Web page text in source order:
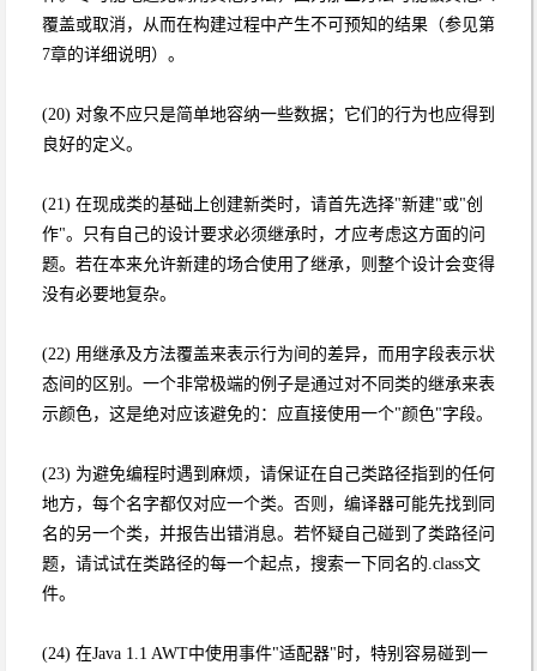
覆盖或取消，从而在构建过程中产生不可预知的结果（参见第
7章的详细说明）。
(20) 对象不应只是简单地容纳一些数据；它们的行为也应得到
良好的定义。
(21) 在现成类的基础上创建新类时，请首先选择"新建"或"创
作"。只有自己的设计要求必须继承时，才应考虑这方面的问
题。若在本来允许新建的场合使用了继承，则整个设计会变得
没有必要地复杂。
(22) 用继承及方法覆盖来表示行为间的差异，而用字段表示状
态间的区别。一个非常极端的例子是通过对不同类的继承来表
示颜色，这是绝对应该避免的：应直接使用一个"颜色"字段。
(23) 为避免编程时遇到麻烦，请保证在自己类路径指到的任何
地方，每个名字都仅对应一个类。否则，编译器可能先找到同
名的另一个类，并报告出错消息。若怀疑自己碰到了类路径问
题，请试试在类路径的每一个起点，搜索一下同名的.class文
件。
(24) 在Java 1.1 AWT中使用事件"适配器"时，特别容易碰到一